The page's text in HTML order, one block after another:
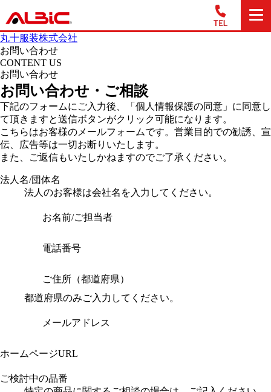
丸十服装株式会社
お問い合わせ
CONTENT US
お問い合わせ
お問い合わせ・ご相談
下記のフォームにご入力後、「個人情報保護の同意」に同意し
て頂きますと送信ボタンがクリック可能になります。
こちらはお客様のメールフォームです。営業目的での勧誘、宣
伝、広告等は一切お断りいたします。
また、ご返信もいたしかねますのでご了承ください。
法人名/団体名
法人のお客様は会社名を入力してください。
お名前/ご担当者
電話番号
ご住所（都道府県）
都道府県のみご入力してください。
メールアドレス
ホームページURL
ご検討中の品番